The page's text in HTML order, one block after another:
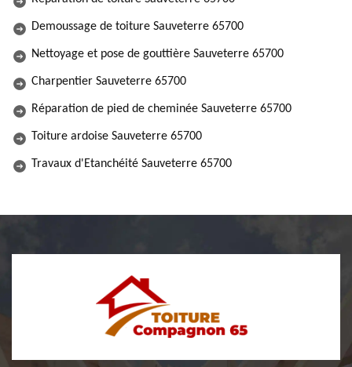
Demoussage de toiture Sauveterre 65700
Nettoyage et pose de gouttière Sauveterre 65700
Charpentier Sauveterre 65700
Réparation de pied de cheminée Sauveterre 65700
Toiture ardoise Sauveterre 65700
Travaux d'Etanchéité Sauveterre 65700